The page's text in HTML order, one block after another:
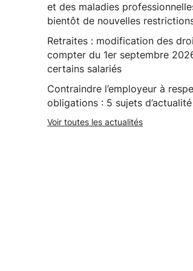
et des maladies
bientôt de nouvelles
Retraites : modification des
compter du 1er septembre
certains salariés
Contraindre l’employeur à
obligations : 5 sujets
Voir toutes les actualités